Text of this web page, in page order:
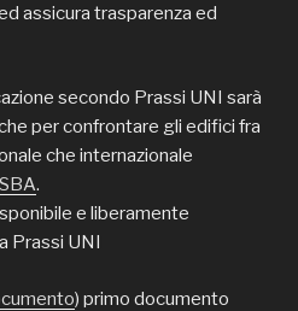
assicura trasparenza ed
secondo Prassi UNI sarà
per confrontare gli edifici fra
che internazionale
.
e liberamente
Prassi UNI
) primo documento